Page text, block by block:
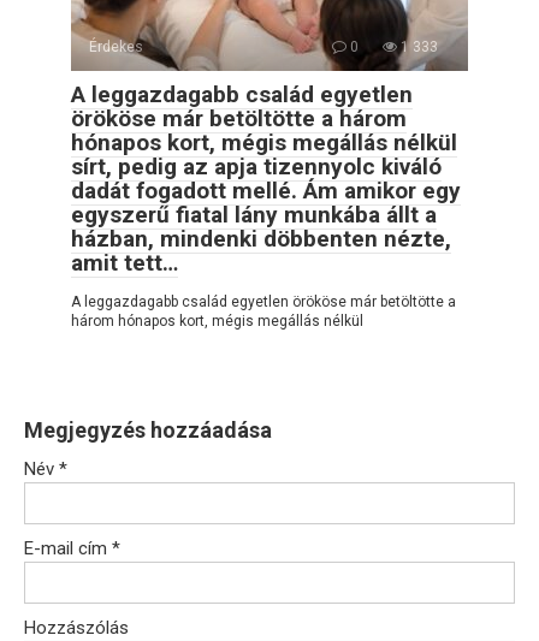
Érdekes 0 1 333
A leggazdagabb család egyetlen
örököse már betöltötte a három
hónapos kort, mégis megállás nélkül
sírt, pedig az apja tizennyolc kiváló
dadát fogadott mellé. Ám amikor egy
egyszerű fiatal lány munkába állt a
házban, mindenki döbbenten nézte,
amit tett…
A leggazdagabb család egyetlen örököse már betöltötte a
három hónapos kort, mégis megállás nélkül
Megjegyzés hozzáadása
Név *
E-mail cím *
Hozzászólás